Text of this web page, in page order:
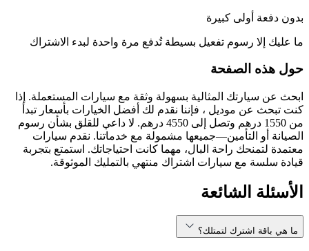
بدون دفعة أولى كبيرة
ما عليك إلا رسوم تفعيل بسيطة تُدفع مرة واحدة لبدء الاشتراك
حول هذه الصفحة
ابحث عن سيارتك المثالية بسهولة وثقة مع سيارات المستعملة. إذا
كنت تبحث عن موديل ، فإننا نقدم لك أفضل الخيارات بأسعار تبدأ
من 1550 درهم وتصل إلى 4550 درهم. لا داعي للقلق بشأن رسوم
الصيانة أو التأمين—جميعها مشمولة مع خدماتنا. نقدم سيارات
معتمدة لتمنحك راحة البال، مهما كانت احتياجاتك. استمتع بتجربة
قيادة سلسة مع سيارات اشتراك منتهي بالتمليك الموثوقة.
الأسئلة الشائعة
ما هي باقة اشترك لتمتلك؟